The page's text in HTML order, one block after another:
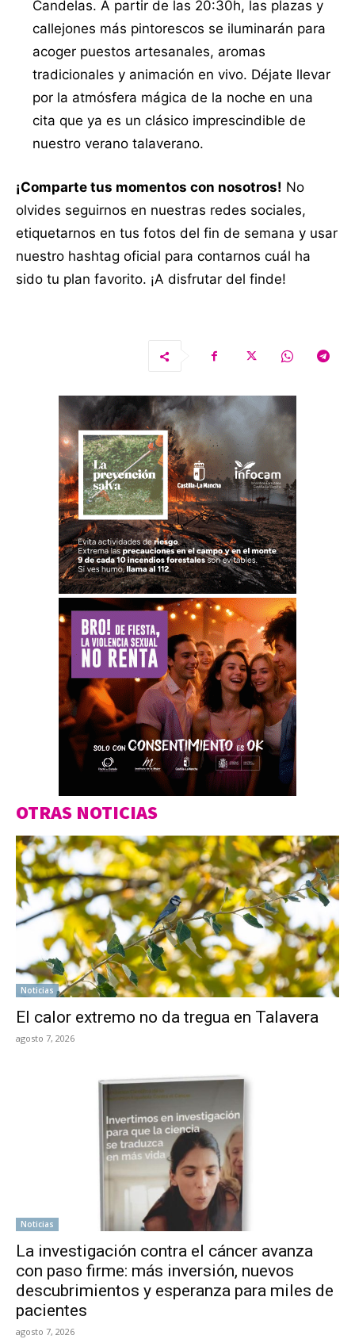
Candelas. A partir de las 20:30h, las plazas y
callejones más pintorescos se iluminarán para
acoger puestos artesanales, aromas
tradicionales y animación en vivo. Déjate llevar
por la atmósfera mágica de la noche en una
cita que ya es un clásico imprescindible de
nuestro verano talaverano.
¡Comparte tus momentos con nosotros! No
olvides seguirnos en nuestras redes sociales,
etiquetarnos en tus fotos del fin de semana y usar
nuestro hashtag oficial para contarnos cuál ha
sido tu plan favorito. ¡A disfrutar del finde!
OTRAS NOTICIAS
Noticias
El calor extremo no da tregua en Talavera
agosto 7, 2026
Noticias
La investigación contra el cáncer avanza
con paso firme: más inversión, nuevos
descubrimientos y esperanza para miles de
pacientes
agosto 7, 2026